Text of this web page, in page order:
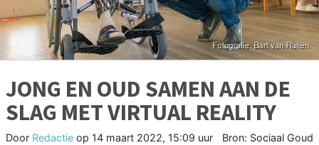
JONG EN OUD SAMEN AAN DE
SLAG MET VIRTUAL REALITY
Door Redactie op 14 maart 2022, 15:09 uur Bron: Sociaal Goud